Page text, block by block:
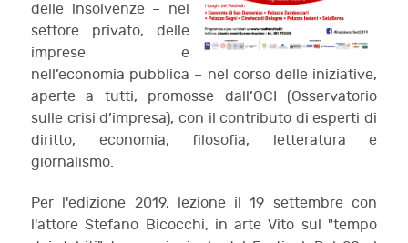
delle insolvenze – nel
settore privato, delle
imprese e
nell’economia pubblica – nel corso delle iniziative,
aperte a tutti, promosse dall’OCI (Osservatorio
sulle crisi d’impresa), con il contributo di esperti di
diritto, economia, filosofia, letteratura e
giornalismo.
Per l'edizione 2019, lezione il 19 settembre con
l'attore Stefano Bicocchi, in arte Vito sul "tempo